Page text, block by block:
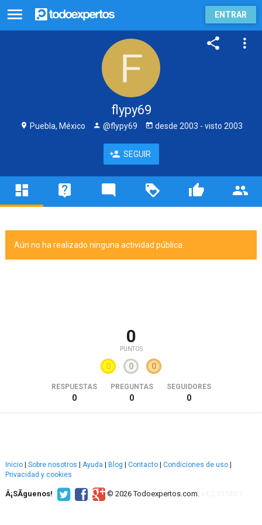
ENTRAR
flypy69
Puebla, México @flypy69 desde 2003 - visto 2003
SEGUIR
Aún no ha realizado ninguna actividad pública.
0
PUNTOS
0 0 0
RESPUESTAS
0
PREGUNTAS
0
SEGUIDORES
0
Inicio Sobre nosotros Ayuda Blog Contacto Condiciones de uso
Privacidad y cookies
Â¡SÃ­guenos! © 2026 Todoexpertos.com.